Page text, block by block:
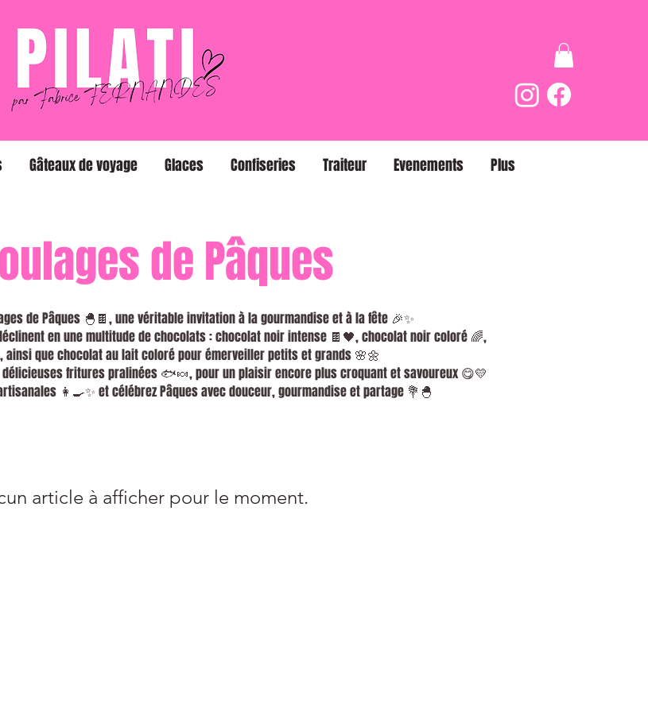
Gâteaux de voyage Glaces Confiseries Traiteur Evenements Plus
de Pâques
de Pâques 🐣🍫, une véritable invitation à la gourmandise et à la fête 🎉✨
en une multitude de chocolats : chocolat noir intense 🍫🖤, chocolat noir coloré 🌈,
que chocolat au lait coloré pour émerveiller petits et grands 🌸🌼
délicieuses fritures pralinées 🐟🍬, pour un plaisir encore plus croquant et savoureux 😋💛
👩‍🍳✨ et célébrez Pâques avec douceur, gourmandise et partage 💐🐣
article à afficher pour le moment.